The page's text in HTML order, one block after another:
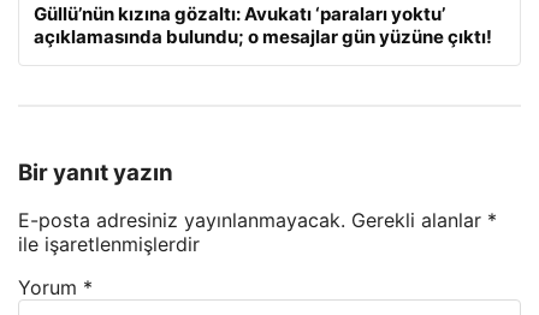
Güllü’nün kızına gözaltı: Avukatı ‘paraları yoktu’
açıklamasında bulundu; o mesajlar gün yüzüne çıktı!
Bir yanıt yazın
E-posta adresiniz yayınlanmayacak. Gerekli alanlar *
ile işaretlenmişlerdir
Yorum *